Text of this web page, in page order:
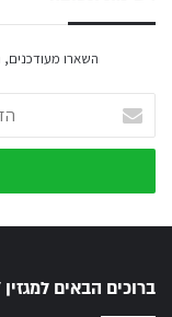
השארו
את
כתובת
שלך
ברוכים הבאים למגזין EV